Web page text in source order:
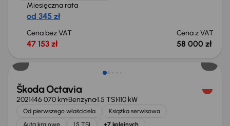
Miesięczna rata
od 345 zł
Cena bez VAT
47 153 zł
Cena z VAT
58 000 zł
Taniej o 1 000 zł
Škoda Octavia
2021146 070 kmBenzyna1.5 TSI110 kW
Od pierwszego właściciela
Książka serwisowa
Auta krajowe
1.5 TSI +7 kolejnych